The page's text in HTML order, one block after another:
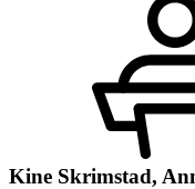
Kine Skrimstad,